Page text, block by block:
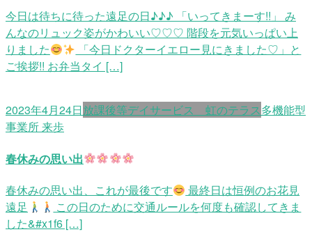
今日は待ちに待った遠足の日♪♪♪ 「いってきまーす!!」 み
んなのリュック姿がかわいい♡♡♡ 階段を元気いっぱい上
りました
「今日ドクターイエロー見にきました♡」と
ご挨拶!! お弁当タイ […]
2023年4月24日放課後等デイサービス 虹のテラス多機能型
事業所 来歩
春休みの思い出
春休みの思い出、これが最後です
最終日は恒例のお花見
遠足
この日のために交通ルールを何度も確認してきま
した&#x1f6 […]